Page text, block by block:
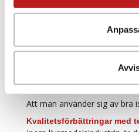
I ett arbete från Linköpings
Effektiviserar vår forskning
Chr. Hansen A/S, Hörsholm
Förbättrar produktionen på
Gusbourne Estate tillverkar
Förpackningar för
Att man använder sig av bra
Kvalitetsförbättringar med